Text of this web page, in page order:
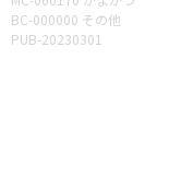
BC-000000 その他
PUB-20230301